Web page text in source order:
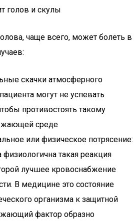
голов и скулы
чаще всего, может болеть в
скачки атмосферного
могут не успевать
противостоять такому
среде
или физическое потрясение:
физиологична такая реакция
лучшее кровоснабжение
В медицине это состояние
организма к защитной
фактор образно